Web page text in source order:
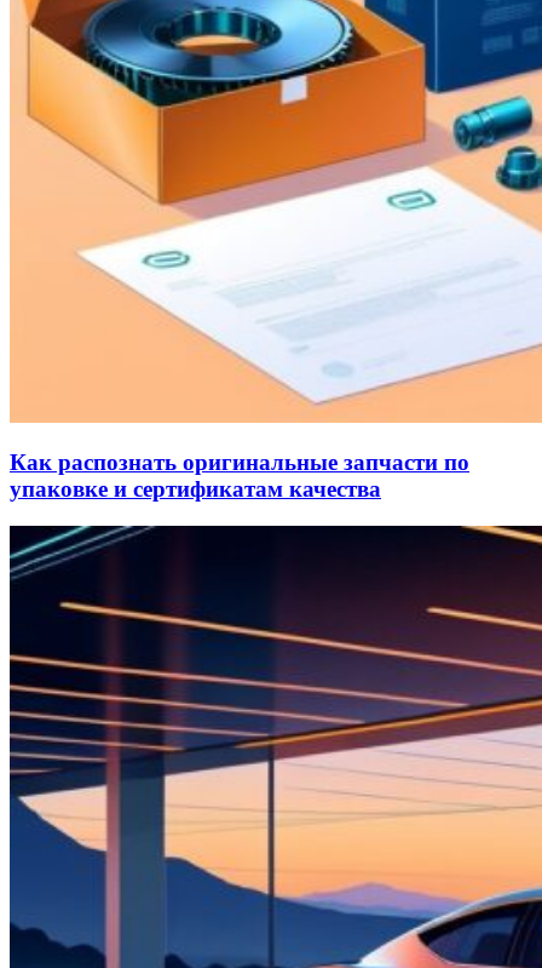
Как распознать оригинальные запчасти по
упаковке и сертификатам качества